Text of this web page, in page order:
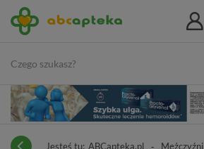
Jesteś tu: ABCapteka.pl Mężczyźni